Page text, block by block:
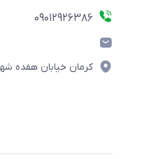
09012926386
کرمان خیابان هفده